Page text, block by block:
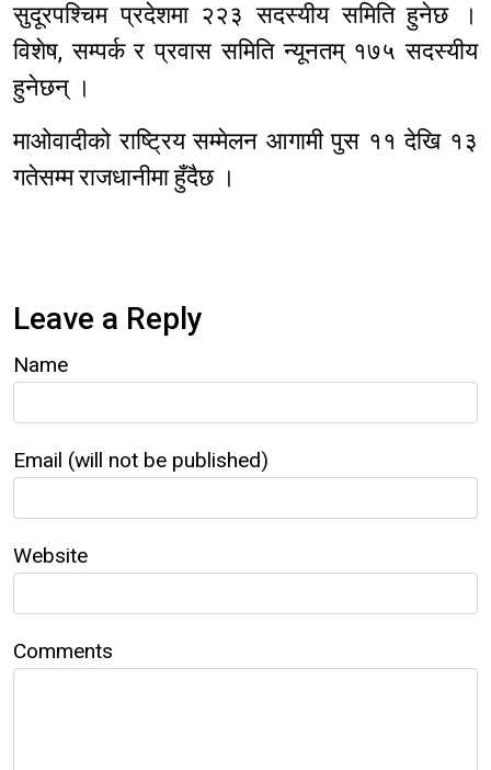
सुदूरपश्चिम प्रदेशमा २२३ सदस्यीय समिति हुनेछ ।
विशेष, सम्पर्क र प्रवास समिति न्यूनतम् १७५ सदस्यीय
हुनेछन् ।
माओवादीको राष्ट्रिय सम्मेलन आगामी पुस ११ देखि १३
गतेसम्म राजधानीमा हुँदैछ ।
Leave a Reply
Name
Email (will not be published)
Website
Comments